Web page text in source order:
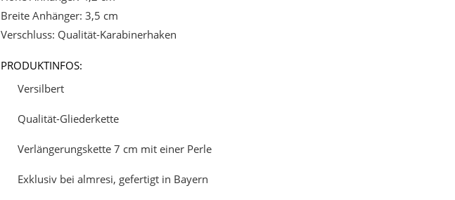
Breite Anhänger: 3,5 cm
Verschluss: Qualität-Karabinerhaken
PRODUKTINFOS:
Versilbert
Qualität-Gliederkette
Verlängerungskette 7 cm mit einer Perle
Exklusiv bei almresi, gefertigt in Bayern